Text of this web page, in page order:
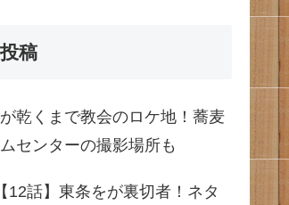
稿
乾くまで教会のロケ地！蕎麦
センターの撮影場所も
12話】東条をが裏切者！ネタ